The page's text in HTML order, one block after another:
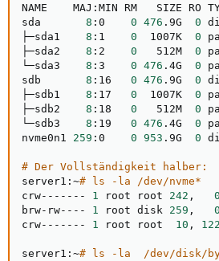
NAME    MAJ:MIN RM   SIZE RO
sda 8 :0 0 476 .9G 0
├─sda1 8 :1 0
  1007K
0
├─sda2 8 :2 0
   512M
0
└─sda3 8 :3 0 476 .4G 0
sdb 8 :16 0 476 .9G 0
├─sdb1 8 :17 0
  1007K
0
├─sdb2 8 :18 0
   512M
0
└─sdb3 8 :19 0 476 .4G 0
nvme0n1 259 :0 0 953 .9G 0
# Der Vollständigkeit halber:
server1:~# ls -la /dev/nvme*
crw------- 1 root root 242 , 0
brw-rw---- 1 root disk 259 , 0
crw------- 1 root root 10 , 122
server1:~# ls -la  /dev/disk/